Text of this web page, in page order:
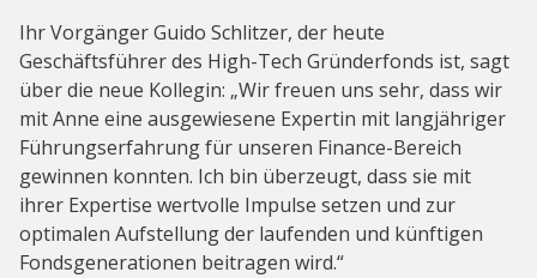
Ihr Vorgänger Guido Schlitzer, der heute
Geschäftsführer des High-Tech Gründerfonds ist, sagt
über die neue Kollegin: „Wir freuen uns sehr, dass wir
mit Anne eine ausgewiesene Expertin mit langjähriger
Führungserfahrung für unseren Finance-Bereich
gewinnen konnten. Ich bin überzeugt, dass sie mit
ihrer Expertise wertvolle Impulse setzen und zur
optimalen Aufstellung der laufenden und künftigen
Fondsgenerationen beitragen wird.“